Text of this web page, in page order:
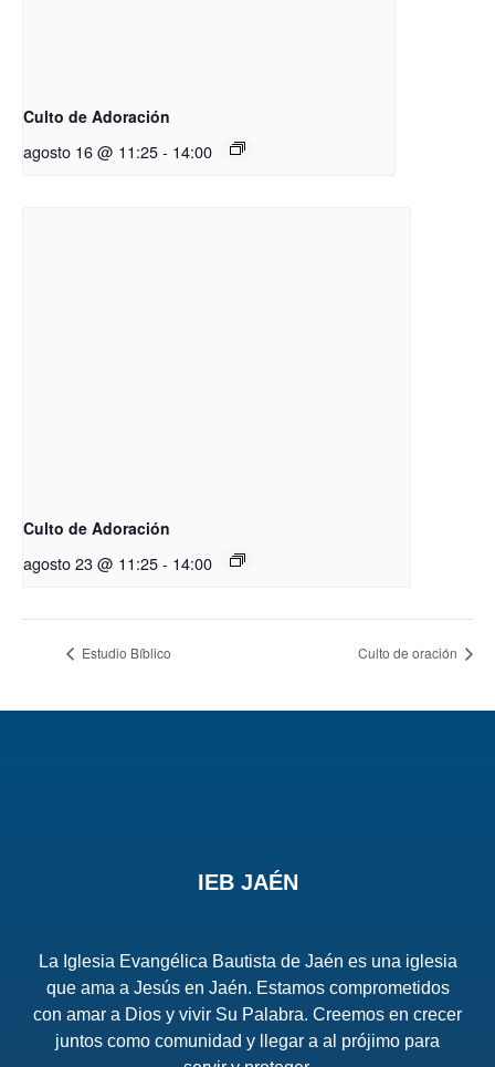
Culto de Adoración
agosto 16 @ 11:25- 14:00
Culto de Adoración
agosto 23 @ 11:25- 14:00
Estudio Bíblico Culto de oración
IEB JAÉN
La Iglesia Evangélica Bautista de Jaén es una iglesia
que ama a Jesús en Jaén. Estamos comprometidos
con amar a Dios y vivir Su Palabra. Creemos en crecer
juntos como comunidad y llegar a al prójimo para